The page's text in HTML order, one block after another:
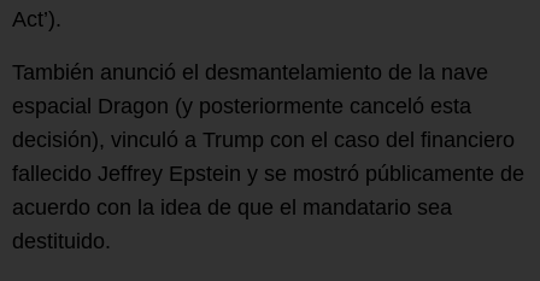
Act’).
También anunció el desmantelamiento de la nave
espacial Dragon (y posteriormente canceló esta
decisión), vinculó a Trump con el caso del financiero
fallecido Jeffrey Epstein y se mostró públicamente de
acuerdo con la idea de que el mandatario sea
destituido.